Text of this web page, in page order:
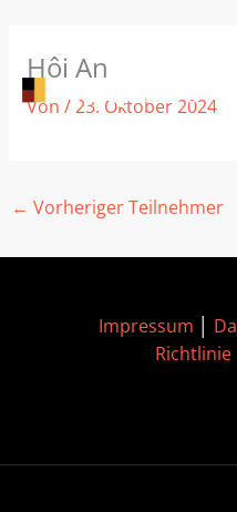
Inhalt
springen
Hội An
Von /23. Oktober 2024
← Vorheriger Teilnehmer
Impressum
Richtlinie